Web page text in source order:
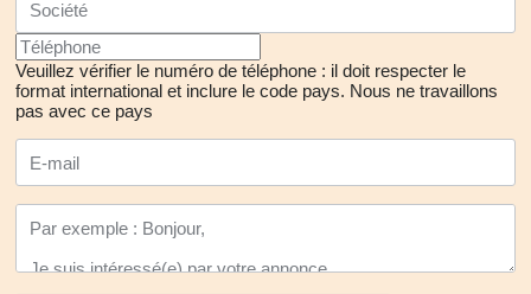
Veuillez vérifier le numéro de téléphone : il doit respecter le
format international et inclure le code pays. Nous ne travaillons
pas avec ce pays